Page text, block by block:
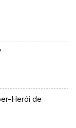
Herói de